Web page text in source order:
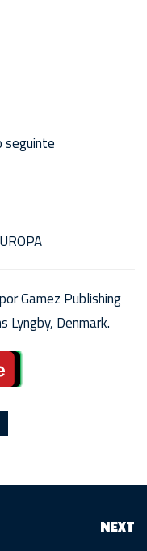
seguinte
Gamez Publishing
Denmark.
NEXT